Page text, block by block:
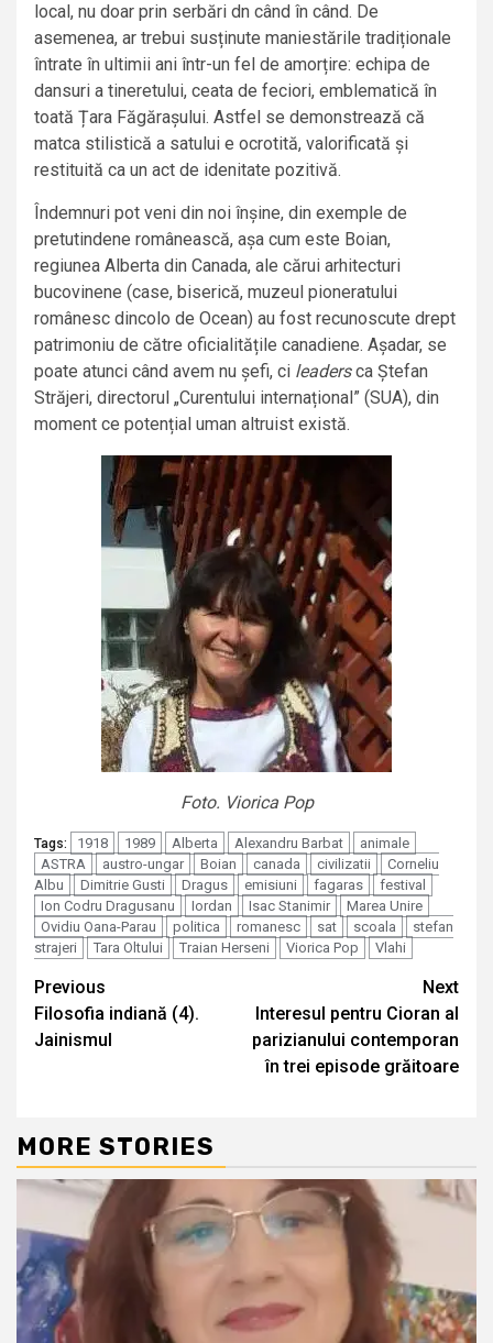
local, nu doar prin serbări dn când în când. De
asemenea, ar trebui susținute maniestările tradiționale
întrate în ultimii ani într-un fel de amorțire: echipa de
dansuri a tineretului, ceata de feciori, emblematică în
toată Țara Făgărașului. Astfel se demonstrează că
matca stilistică a satului e ocrotită, valorificată și
restituită ca un act de idenitate pozitivă.
Îndemnuri pot veni din noi înșine, din exemple de
pretutindene românească, așa cum este Boian,
regiunea Alberta din Canada, ale cărui arhitecturi
bucovinene (case, biserică, muzeul pioneratului
românesc dincolo de Ocean) au fost recunoscute drept
patrimoniu de către oficialitățile canadiene. Așadar, se
poate atunci când avem nu șefi, ci leadersca Ștefan
Străjeri, directorul „Curentului internațional” (SUA), din
moment ce potențial uman altruist există.
Foto. Viorica Pop
Tags: 1918 1989 Alberta Alexandru Barbat
animale
ASTRA
austro-ungar Boian canada civilizatii
Corneliu
Albu
Dimitrie Gusti Dragus emisiuni fagaras
festival
Ion Codru Dragusanu
Iordan Isac Stanimir
Marea Unire
Ovidiu Oana-Parau
politica romanesc sat scoala
stefan
strajeri
Tara Oltului Traian Herseni Viorica Pop Vlahi
Continue
Reading
Previous
Filosofia indiană (4).
Jainismul
Next
Interesul pentru Cioran al
parizianului contemporan
în trei episode grăitoare
MORE STORIES